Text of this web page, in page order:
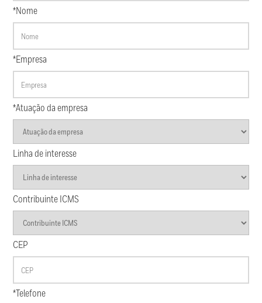
*Nome
*Empresa
*Atuação da empresa
Linha de interesse
Contribuinte ICMS
CEP
*Telefone